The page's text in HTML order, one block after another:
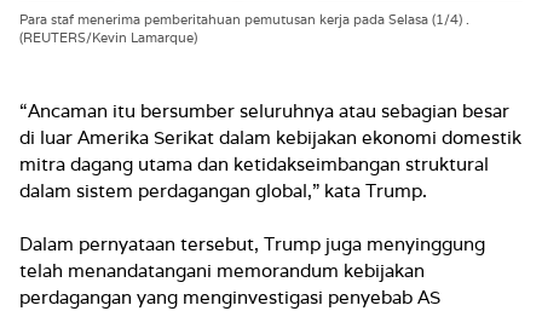
Para staf menerima pemberitahuan pemutusan kerja pada Selasa (1/4) .
(REUTERS/Kevin Lamarque)
“Ancaman itu bersumber seluruhnya atau sebagian besar
di luar Amerika Serikat dalam kebijakan ekonomi domestik
mitra dagang utama dan ketidakseimbangan struktural
dalam sistem perdagangan global,” kata Trump.
Dalam pernyataan tersebut, Trump juga menyinggung
telah menandatangani memorandum kebijakan
perdagangan yang menginvestigasi penyebab AS